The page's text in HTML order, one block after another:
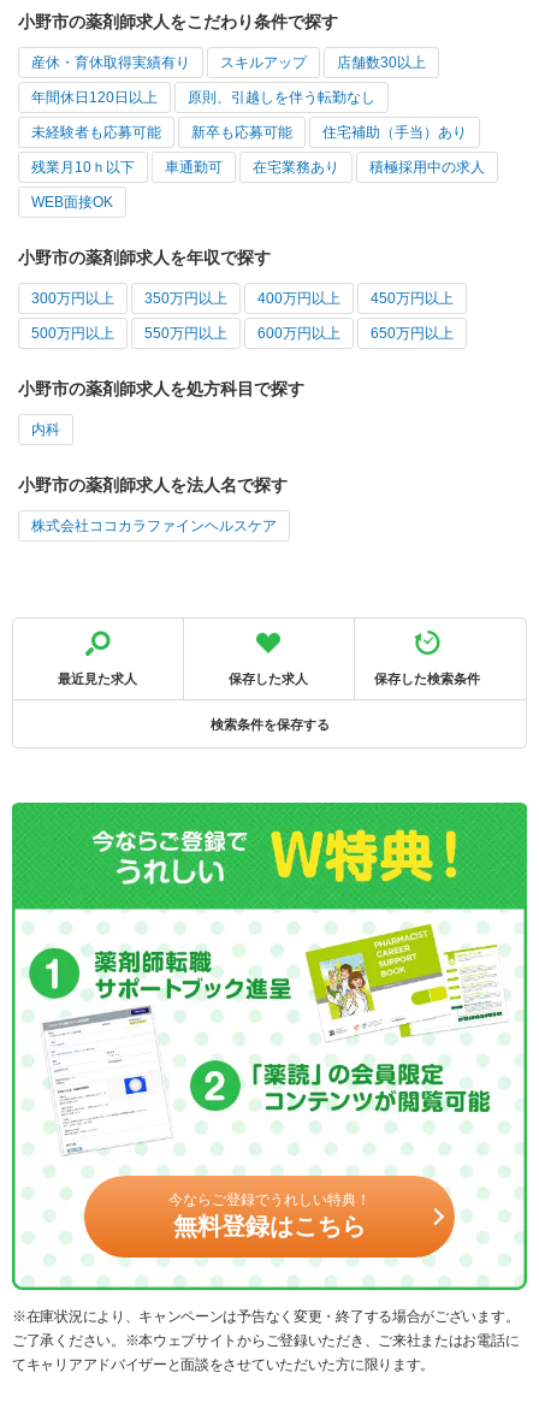
小野市の薬剤師求人をこだわり条件で探す
産休・育休取得実績有り スキルアップ 店舗数30以上
年間休日120日以上 原則、引越しを伴う転勤なし
未経験者も応募可能 新卒も応募可能 住宅補助（手当）あり
残業月10ｈ以下 車通勤可 在宅業務あり 積極採用中の求人
WEB面接OK
小野市の薬剤師求人を年収で探す
300万円以上 350万円以上 400万円以上 450万円以上
500万円以上 550万円以上 600万円以上 650万円以上
小野市の薬剤師求人を処方科目で探す
内科
小野市の薬剤師求人を法人名で探す
株式会社ココカラファインヘルスケア
最近見た求人 保存した求人 保存した検索条件
検索条件を保存する
今ならご登録でうれしい特典！
無料登録はこちら
※在庫状況により、キャンペーンは予告なく変更・終了する場合がございます。
ご了承ください。※本ウェブサイトからご登録いただき、ご来社またはお電話に
てキャリアアドバイザーと面談をさせていただいた方に限ります。